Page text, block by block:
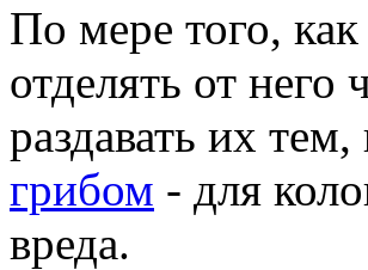
По мере того,
отделять от него
раздавать их
грибом - для
вреда.